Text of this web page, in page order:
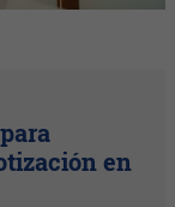
en